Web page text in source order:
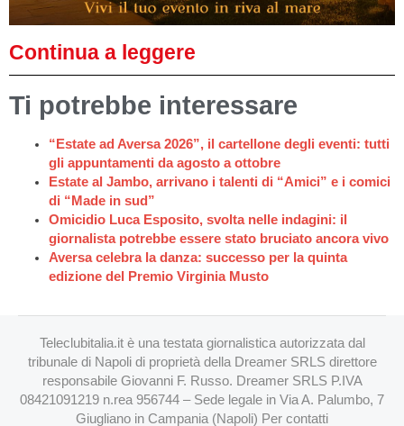
Continua a leggere
Ti potrebbe interessare
“Estate ad Aversa 2026”, il cartellone degli eventi: tutti
gli appuntamenti da agosto a ottobre
Estate al Jambo, arrivano i talenti di “Amici” e i comici
di “Made in sud”
Omicidio Luca Esposito, svolta nelle indagini: il
giornalista potrebbe essere stato bruciato ancora vivo
Aversa celebra la danza: successo per la quinta
edizione del Premio Virginia Musto
Teleclubitalia.it è una testata giornalistica autorizzata dal
tribunale di Napoli di proprietà della Dreamer SRLS direttore
responsabile Giovanni F. Russo. Dreamer SRLS P.IVA
08421091219 n.rea 956744 – Sede legale in Via A. Palumbo, 7
Giugliano in Campania (Napoli) Per contatti